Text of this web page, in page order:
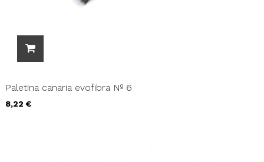
Paletina canaria evofibra Nº 6
Precio
8,22 €